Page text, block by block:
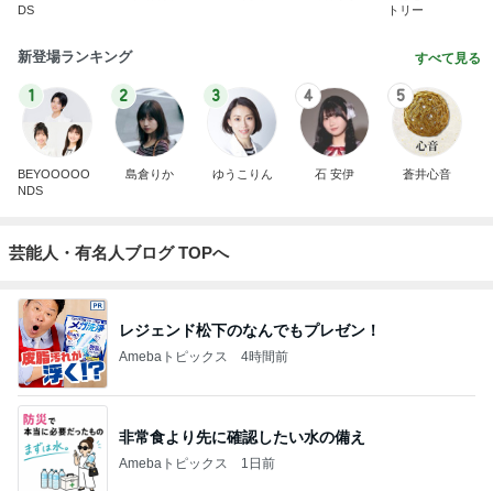
DS
トリー
新登場ランキング すべて見る
1
BEYOOOOO
NDS
2
島倉りか
3
ゆうこりん
4
石 安伊
5
蒼井心音
芸能人・有名人ブログ TOPへ
レジェンド松下のなんでもプレゼン！
Amebaトピックス 4時間前
非常食より先に確認したい水の備え
Amebaトピックス 1日前